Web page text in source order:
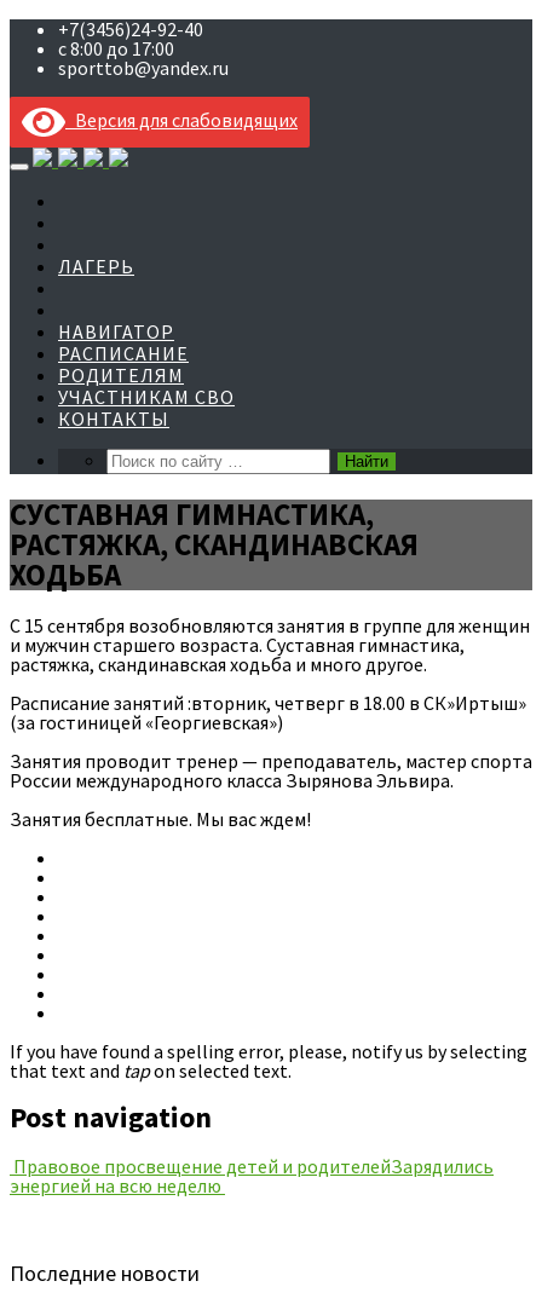
+7(3456)24-92-40
с 8:00 до 17:00
sporttob@yandex.ru
Версия для слабовидящих
Skip
to
content
ЛАГЕРЬ
НАВИГАТОР
РАСПИСАНИЕ
РОДИТЕЛЯМ
УЧАСТНИКАМ СВО
КОНТАКТЫ
СУСТАВНАЯ ГИМНАСТИКА,
РАСТЯЖКА, СКАНДИНАВСКАЯ
ХОДЬБА
С 15 сентября возобновляются занятия в группе для женщин
и мужчин старшего возраста. Суставная гимнастика,
растяжка, скандинавская ходьба и много другое.
Расписание занятий :вторник, четверг в 18.00 в СК»Иртыш»
(за гостиницей «Георгиевская»)
Занятия проводит тренер — преподаватель, мастер спорта
России международного класса Зырянова Эльвира.
Занятия бесплатные. Мы вас ждем!
If you have found a spelling error, please, notify us by selecting
that text and tapon selected text.
Post navigation
Правовое просвещение детей и родителейЗарядились
энергией на всю неделю
Последние новости